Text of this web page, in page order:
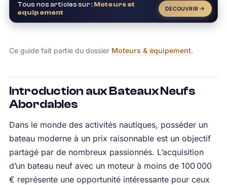
Tous nos articles sur : Moteurs et
equipement
DECOUVRIR
Ce guide fait partie du dossier Moteurs & équipement.
Introduction aux Bateaux Neufs
Abordables
Dans le monde des activités nautiques, posséder un
bateau moderne à un prix raisonnable est un objectif
partagé par de nombreux passionnés. L’acquisition
d’un bateau neuf avec un moteur à moins de 100 000
€ représente une opportunité intéressante pour ceux